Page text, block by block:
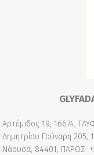
Αρτέμιδος 19, 16674,
Δημητρίου Γούναρη
Νάουσα, 84401, ΠΑΡΟΣ